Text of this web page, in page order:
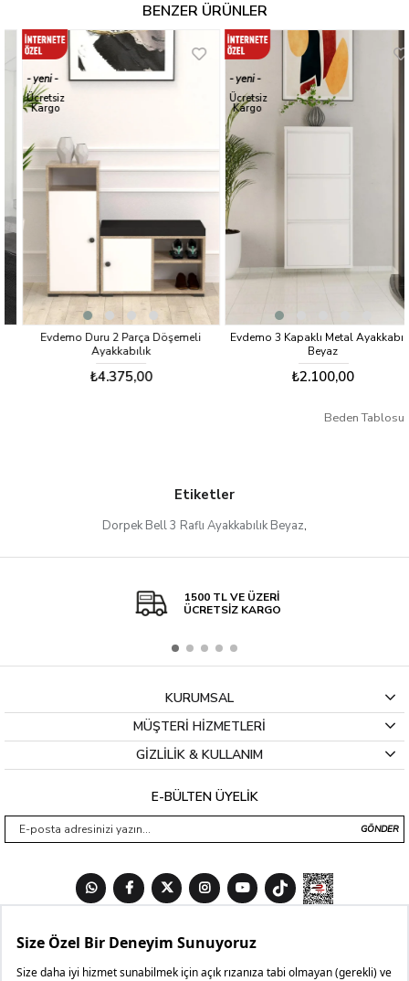
BENZER ÜRÜNLER
Evdemo Duru 2 Parça Döşemeli
Ayakkabılık
₺4.375,00
yeni
ürün
Ücretsiz
Kargo
Evdemo 3 Kapaklı Metal Ayakkabılık
Beyaz
₺2.100,00
yeni
ürün
Ücretsiz
Kargo
Beden Tablosu
Etiketler
Dorpek Bell 3 Raflı Ayakkabılık Beyaz,
1500 TL VE ÜZERİ
ÜCRETSİZ KARGO
KURUMSAL
MÜŞTERİ HİZMETLERİ
GİZLİLİK & KULLANIM
E-BÜLTEN ÜYELİK
GÖNDER